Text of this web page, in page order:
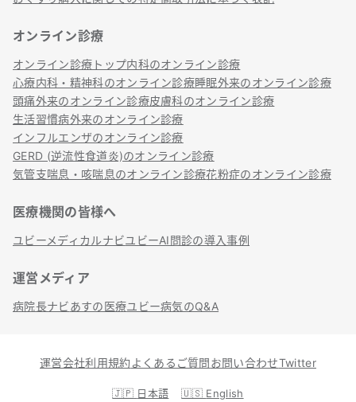
オンライン診療
オンライン診療トップ内科のオンライン診療
心療内科・精神科のオンライン診療睡眠外来のオンライン診療
頭痛外来のオンライン診療皮膚科のオンライン診療
生活習慣病外来のオンライン診療
インフルエンザのオンライン診療
GERD (逆流性食道炎)のオンライン診療
気管支喘息・咳喘息のオンライン診療花粉症のオンライン診療
医療機関の皆様へ
ユビーメディカルナビユビーAI問診の導入事例
運営メディア
病院長ナビあすの医療ユビー病気のQ&A
運営会社利用規約 よくあるご質問 お問い合わせTwitter
🇯🇵 日本語 🇺🇸 English